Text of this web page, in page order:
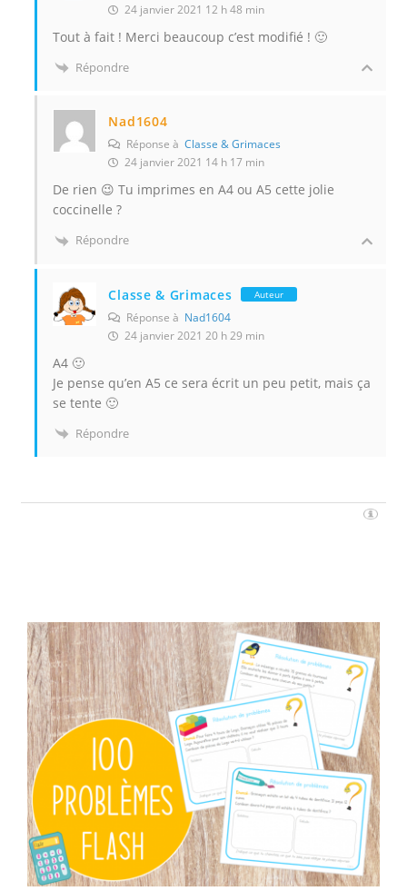
24 janvier 2021 12 h 48 min
Tout à fait ! Merci beaucoup c’est modifié ! 🙂
Répondre
Nad1604
Réponse àClasse & Grimaces
24 janvier 2021 14 h 17 min
De rien 😉 Tu imprimes en A4 ou A5 cette jolie
coccinelle ?
Répondre
Classe & Grimaces Auteur
Réponse à Nad1604
24 janvier 2021 20 h 29 min
A4 🙂
Je pense qu’en A5 ce sera écrit un peu petit, mais ça
se tente 🙂
Répondre